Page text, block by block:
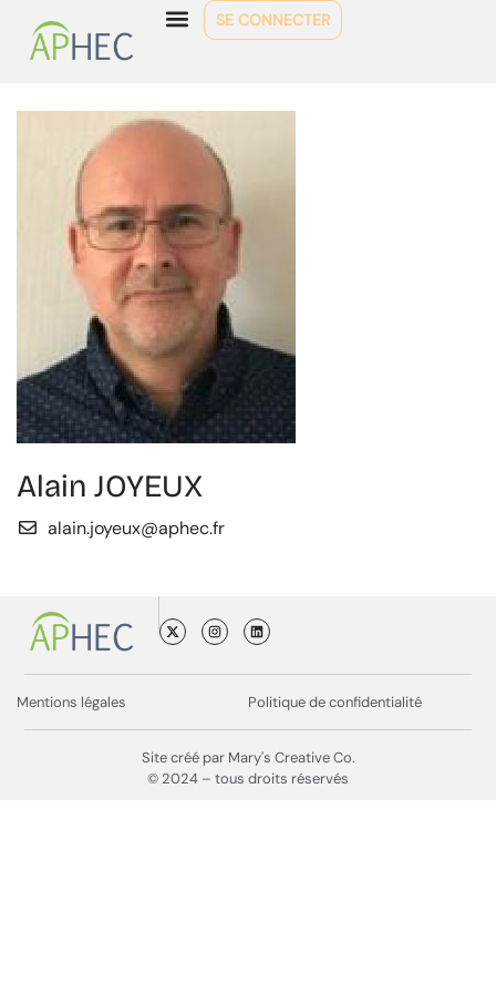
SE CONNECTER
Alain JOYEUX
alain.joyeux@aphec.fr
Mentions légales Politique de confidentialité
Site créé par Mary's Creative Co.
© 2024 – tous droits réservés